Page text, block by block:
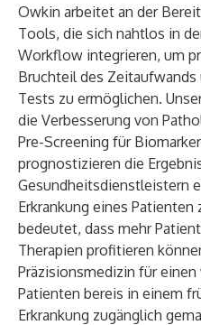
Owkin arbeitet an der
Tools, die sich nahtlos in
Workflow integrieren, um
Bruchteil des
Tests zu ermöglichen.
die Verbesserung von
Pre-Screening für
prognostizieren die
Gesundheitsdienstleistern
Erkrankung eines
bedeutet, dass mehr
Therapien profitieren
Präzisionsmedizin für
Patienten bereis in einem
Erkrankung zugänglich